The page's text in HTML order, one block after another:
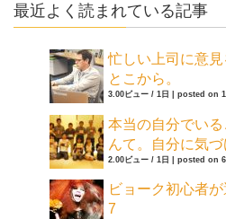
最近よく読まれている記事
忙しい上司に意
とこから。
3.00ビュー / 1日 posted on
本当の自分でい
んて。自分に気づ
2.00ビュー / 1日 posted on 6
ビョーク初心者
7